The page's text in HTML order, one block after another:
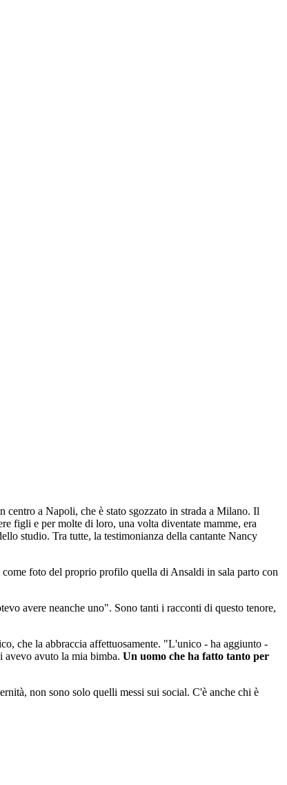
a Napoli, che è stato sgozzato in strada a Milano. Il
figli e per molte di loro, una volta diventate mamme, era
studio. Tra tutte, la testimonianza della cantante Nancy
foto del proprio profilo quella di Ansaldi in sala parto con
avere neanche uno". Sono tanti i racconti di questo tenore,
che la abbraccia affettuosamente. "L'unico - ha aggiunto -
avevo avuto la mia bimba. Un uomo che ha fatto tanto per
non sono solo quelli messi sui social. C'è anche chi è